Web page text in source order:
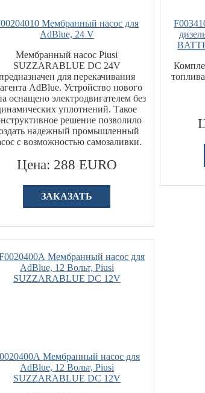
Мембранный насос для
AdBlue, 24 V
Мембранный насос Piusi
SUZZARABLUE DC 24V
для перекачивания
AdBlue. Устройство нового
оснащено электродвигателем без
уплотнений. Такое
решение позволило
надежный промышленный
с возможностью самозаливки.
Цена: 288 EURO
ЗАКАЗАТЬ
Мембранный насос для
AdBlue, 12 Вольт, Piusi
SUZZARABLUE DC 12V